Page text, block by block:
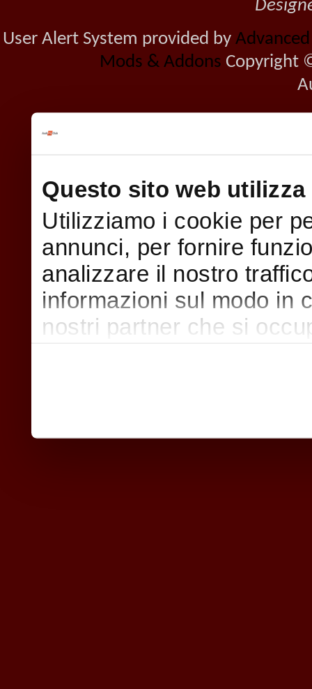
Questo sito web utilizza
Utilizziamo i cookie per
annunci, per fornire
analizzare il nostro
informazioni sul modo in
nostri partner che si
nostri cookie se
User Alert System provided by
Mods & Addons Copyright